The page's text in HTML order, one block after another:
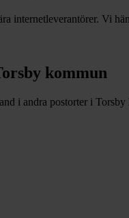
internetleverantörer. Vi
kommun
i andra postorter i Torsby